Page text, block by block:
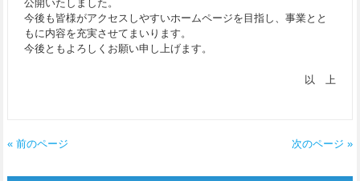
公開いたしました。
今後も皆様がアクセスしやすいホームページを目指し、事業とと
もに内容を充実させてまいります。
今後ともよろしくお願い申し上げます。
以 上
« 前のページ 次のページ »